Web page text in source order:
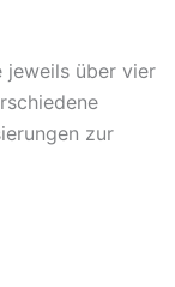
jeweils über vier
zur